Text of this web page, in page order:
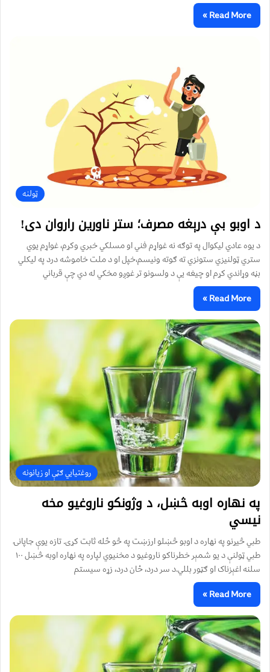
Read More »
ټولنه
د اوبو بې درېغه مصرف؛ ستر ناورین راروان دی!
د یوه عادي لیکوال په توګه نه غواړم فني او مسلکي خبري وکړم، غواړم یوي
ستري ټولنيزي ستونزي ته ګوته ونیسم،خپل او د ملت خاموشه درد په لیکلي
بڼه وړاندي کړم او چیغه یې د ولسونو تر غوږو مخکي له دي چې قرباني
Read More »
روغتیايي ګټې او زیانونه
په نهاره اوبه څښل، د وژونکو ناروغيو مخه
نیسي
طبي څیړنو په نهاره د اوبو څښلو ارزښت په څو ځله ثابت کړی. تازه یوې جاپانۍ
طبي ټولنې د یو شمېر خطرناکو ناروغیو د مخنيوي لپاره په نهاره اوبه څښل ۱۰۰
سلنه اغېزناک او ګټور بللي.د سر درد، ځان درد، زړه سیستم
Read More »